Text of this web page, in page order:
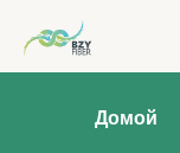
Домой